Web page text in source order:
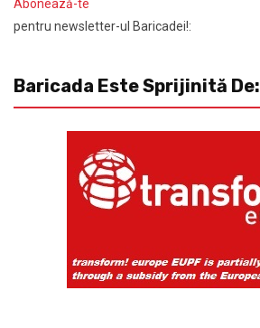
Abonează-te
pentru newsletter-ul Baricadei!:
Baricada Este Sprijinită De: